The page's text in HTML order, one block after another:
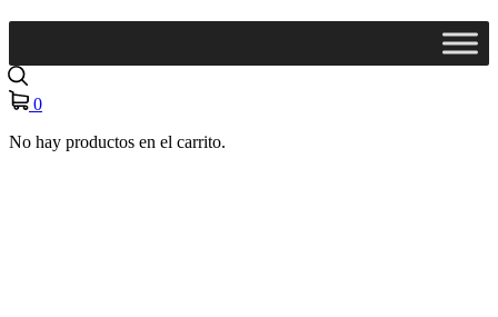
0
No hay productos en el carrito.